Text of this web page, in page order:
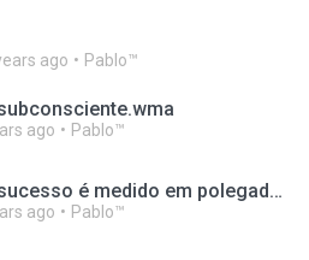
ago Pablo™
ago Pablo™
lair ribeiro - sucesso é medido em polegadas.wma
ago Pablo™